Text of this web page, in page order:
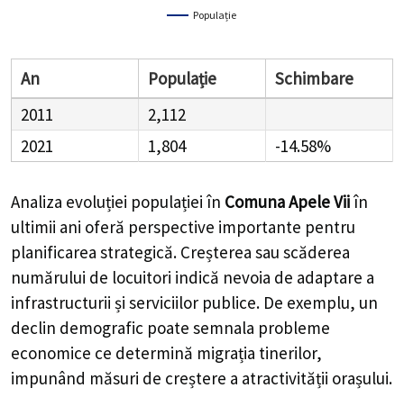
Populație
An Populație
Schimbare
2011
2,112
2021
1,804 -14.58%
Analiza evoluției populației în Comuna Apele Viiîn
ultimii ani oferă perspective importante pentru
planificarea strategică. Creșterea sau scăderea
numărului de locuitori indică nevoia de adaptare a
infrastructurii și serviciilor publice. De exemplu, un
declin demografic poate semnala probleme
economice ce determină migrația tinerilor,
impunând măsuri de creștere a atractivității orașului.